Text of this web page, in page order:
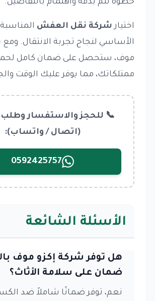
خطوة تتم بدقة واهتمام بالتفاصيل.
اختيارشركة نقل العفش
الأساسي لنجاح تجربة الانتقال.
موف، ستحصل على ضمان كامل
ممتلكاتك، مما يوفر عليك الوقت
📞 للحجز والاستفسار وطلب
(اتصال / واتساب):
0592425757
الأسئلة الشائعة
هل توفر شركة إكزو موف
ضمان على سلامة الأثاث؟
نعم، توفر ضمانًا شاملاً ضد